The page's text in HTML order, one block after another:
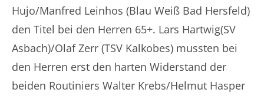
Hujo/Manfred Leinhos (Blau Weiß Bad Hersfeld)
den Titel bei den Herren 65+. Lars Hartwig(SV
Asbach)/Olaf Zerr (TSV Kalkobes) mussten bei
den Herren erst den harten Widerstand der
beiden Routiniers Walter Krebs/Helmut Hasper